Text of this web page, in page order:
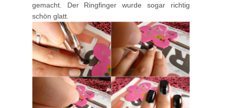
gemacht. Der Ringfinger wurde sogar richtig
schön glatt.